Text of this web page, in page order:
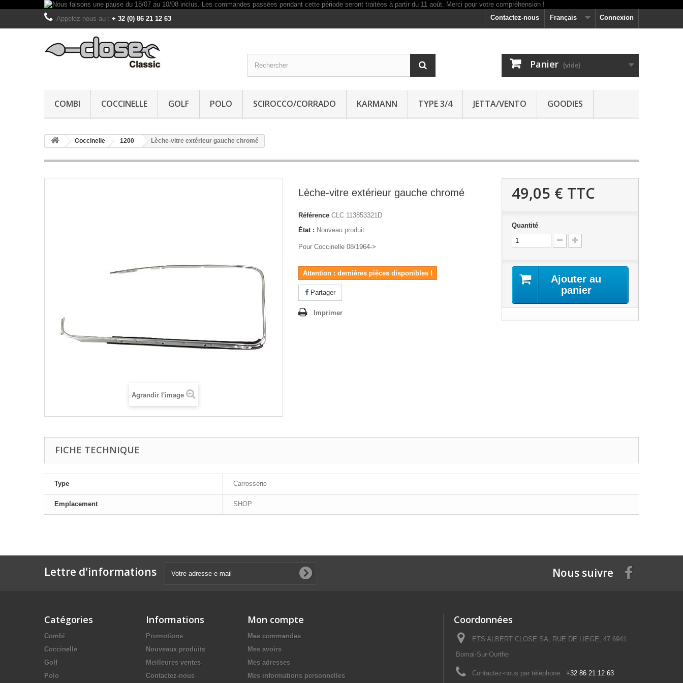
Connexion
Français
Contactez-nous
Appelez-nous au : + 32 (0) 86 21 12 63
Panier (vide)
COMBI COCCINELLE GOLF POLO SCIROCCO/CORRADO KARMANN TYPE 3/4 JETTA/VENTO GOODIES
Coccinelle 1200 Lèche-vitre extérieur gauche chromé
Agrandir l'image
Lèche-vitre extérieur gauche chromé
Référence CLC 113853321D
État : Nouveau produit
Pour Coccinelle 08/1964->
Attention : dernières pièces disponibles !
Partager
Imprimer
49,05 € TTC
Quantité
Ajouter au
panier
FICHE TECHNIQUE
Type Carrosserie
Emplacement SHOP
Lettre d'informations Nous suivre
Catégories
Combi
Coccinelle
Golf
Polo
Informations
Promotions
Nouveaux produits
Meilleures ventes
Contactez-nous
Mon compte
Mes commandes
Mes avoirs
Mes adresses
Mes informations personnelles
Coordonnées
ETS ALBERT CLOSE SA, RUE DE LIEGE, 47 6941
Bomal-Sur-Ourthe
Contactez-nous par téléphone : +32 86 21 12 63